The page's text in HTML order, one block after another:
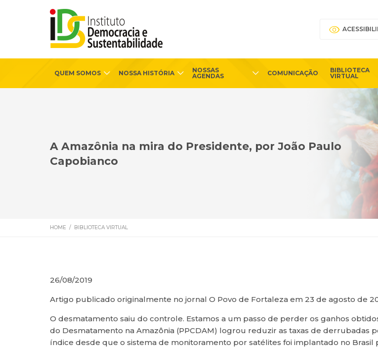
QUEM SOMOS NOSSA HISTÓRIA
NOSSAS
AGENDAS
COMUNICAÇÃO
BIBLIOTECA
VIRTUAL
A Amazônia na mira do Presidente, por João Paulo
Capobianco
HOME / BIBLIOTECA VIRTUAL
26/08/2019
Artigo publicado originalmente no jornal O Povo de Fortaleza em 23 de agosto de
O desmatamento saiu do controle. Estamos a um passo de perder os ganhos
do Desmatamento na Amazônia (PPCDAM) logrou reduzir as taxas de derrubadas
índice desde que o sistema de monitoramento por satélites foi implantado no Brasil